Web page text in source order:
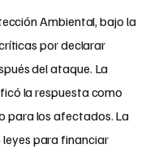
Ambiental, bajo la
por declarar
del ataque. La
la respuesta como
para los afectados. La
para financiar